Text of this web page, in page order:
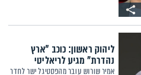
ליהוק ראשון: כוכב "ארץ
נהדרת" מגיע לריאליטי
אמיר שורוש עובר מהפסטיגל ישר לחדר